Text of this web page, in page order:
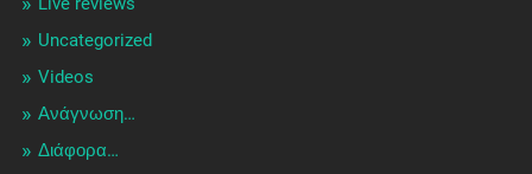
Uncategorized
Videos
Ανάγνωση…
Διάφορα…